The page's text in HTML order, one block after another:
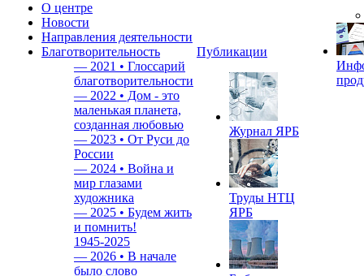
О центре
Новости
Направления деятельности
Благотворительность
— 2021 • Глоссарий
благотворительности
— 2022 • Дом - это
маленькая планета,
созданная любовью
— 2023 • От Руси до
России
— 2024 • Война и
мир глазами
художника
— 2025 • Будем жить
и помнить!
1945-2025
— 2026 • В начале
было слово
Публикации
Журнал ЯРБ
Труды НТЦ
ЯРБ